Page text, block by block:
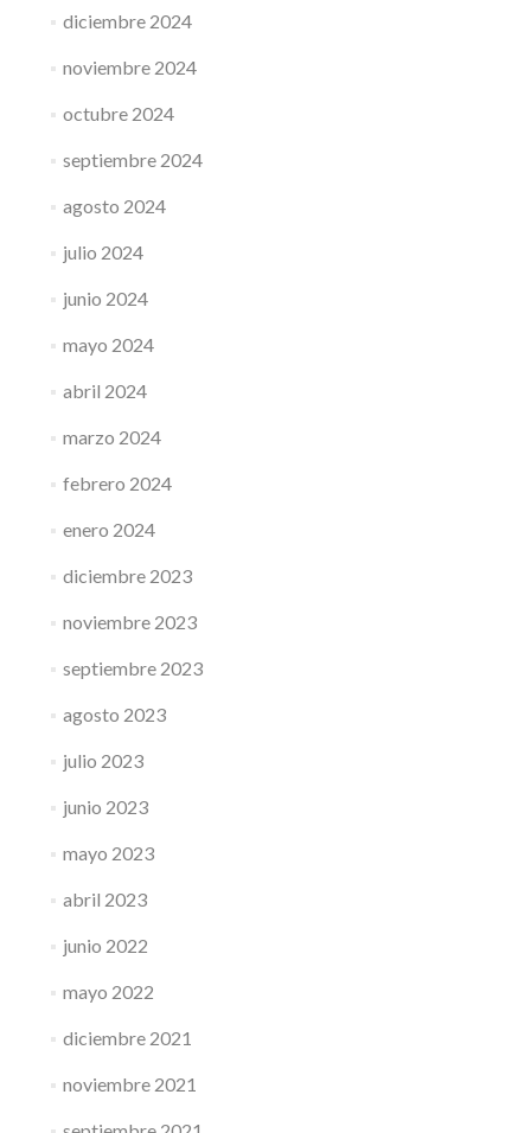
diciembre 2024
noviembre 2024
octubre 2024
septiembre 2024
agosto 2024
julio 2024
junio 2024
mayo 2024
abril 2024
marzo 2024
febrero 2024
enero 2024
diciembre 2023
noviembre 2023
septiembre 2023
agosto 2023
julio 2023
junio 2023
mayo 2023
abril 2023
junio 2022
mayo 2022
diciembre 2021
noviembre 2021